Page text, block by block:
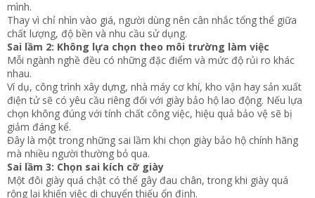
mình.
Thay vì chỉ nhìn vào giá, người dùng nên cân nhắc tổng thể giữa
chất lượng, độ bền và nhu cầu sử dụng.
Sai lầm 2: Không lựa chọn theo môi trường làm việc
Mỗi ngành nghề đều có những đặc điểm và mức độ rủi ro khác
nhau.
Ví dụ, công trình xây dựng, nhà máy cơ khí, kho vận hay sản xuất
điện tử sẽ có yêu cầu riêng đối với giày bảo hộ lao động. Nếu lựa
chọn không đúng với tính chất công việc, hiệu quả bảo vệ sẽ bị
giảm đáng kể.
Đây là một trong những sai lầm khi chọn giày bảo hộ chính hãng
mà nhiều người thường bỏ qua.
Sai lầm 3: Chọn sai kích cỡ giày
Một đôi giày quá chật có thể gây đau chân, trong khi giày quá
rộng lại khiến việc di chuyển thiếu ổn định.